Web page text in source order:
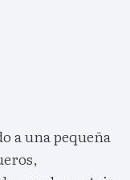
a una pequeña